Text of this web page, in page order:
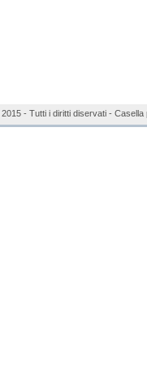
- Tutti i diritti diservati -